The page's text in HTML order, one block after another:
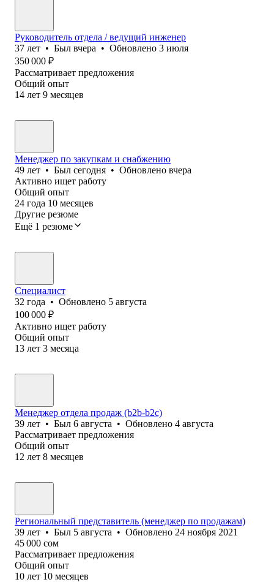
Руководитель отдела / ведущий инженер
37 лет • Был вчера • Обновлено 3 июля
350 000 ₽
Рассматривает предложения
Общий опыт
14 лет 9 месяцев
Менеджер по закупкам и снабжению
49 лет • Был сегодня • Обновлено вчера
Активно ищет работу
Общий опыт
24 года 10 месяцев
Другие резюме
Ещё 1 резюме
Специалист
32 года • Обновлено 5 августа
100 000 ₽
Активно ищет работу
Общий опыт
13 лет 3 месяца
Менеджер отдела продаж (b2b-b2c)
39 лет • Был 6 августа • Обновлено 4 августа
Рассматривает предложения
Общий опыт
12 лет 8 месяцев
Региональный представитель (менеджер по продажам)
39 лет • Был 5 августа • Обновлено 24 ноября 2021
45 000 сом
Рассматривает предложения
Общий опыт
10 лет 10 месяцев